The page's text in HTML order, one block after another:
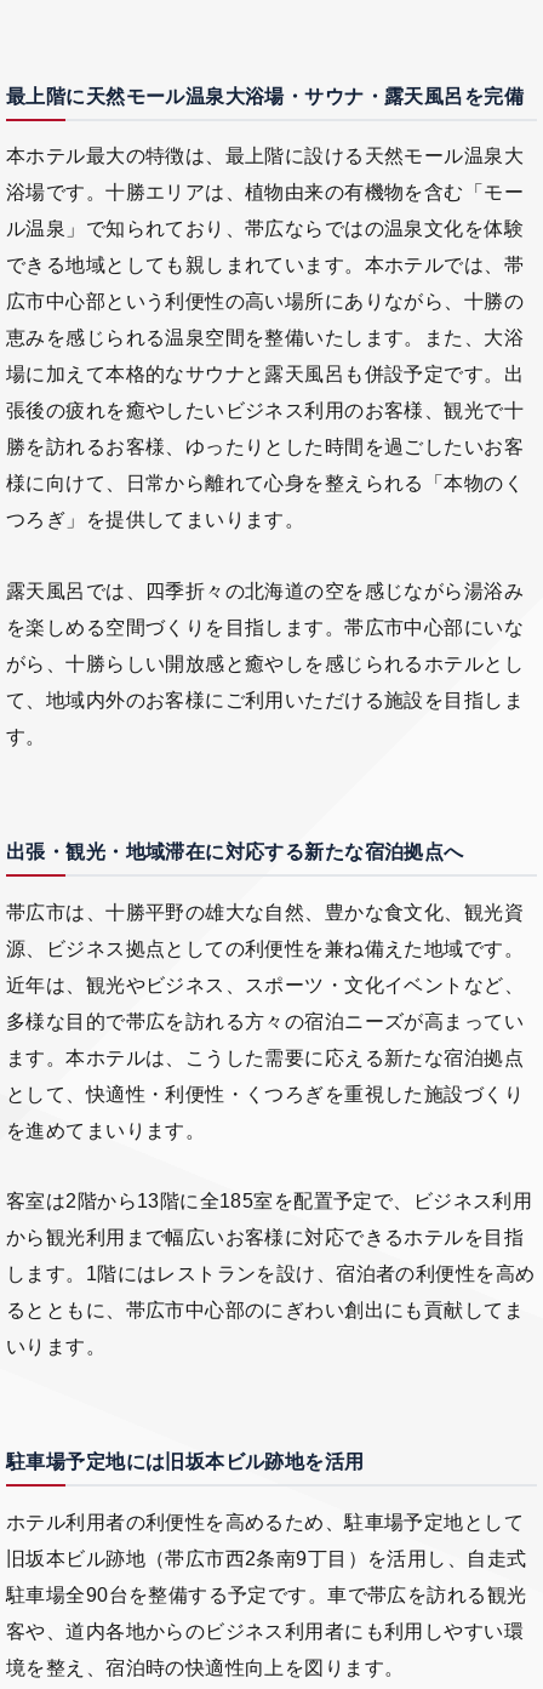
最上階に天然モール温泉大浴場・サウナ・露天風呂を完備
本ホテル最大の特徴は、最上階に設ける天然モール温泉大
浴場です。十勝エリアは、植物由来の有機物を含む「モー
ル温泉」で知られており、帯広ならではの温泉文化を体験
できる地域としても親しまれています。本ホテルでは、帯
広市中心部という利便性の高い場所にありながら、十勝の
恵みを感じられる温泉空間を整備いたします。また、大浴
場に加えて本格的なサウナと露天風呂も併設予定です。出
張後の疲れを癒やしたいビジネス利用のお客様、観光で十
勝を訪れるお客様、ゆったりとした時間を過ごしたいお客
様に向けて、日常から離れて心身を整えられる「本物のく
つろぎ」を提供してまいります。
露天風呂では、四季折々の北海道の空を感じながら湯浴み
を楽しめる空間づくりを目指します。帯広市中心部にいな
がら、十勝らしい開放感と癒やしを感じられるホテルとし
て、地域内外のお客様にご利用いただける施設を目指しま
す。
出張・観光・地域滞在に対応する新たな宿泊拠点へ
帯広市は、十勝平野の雄大な自然、豊かな食文化、観光資
源、ビジネス拠点としての利便性を兼ね備えた地域です。
近年は、観光やビジネス、スポーツ・文化イベントなど、
多様な目的で帯広を訪れる方々の宿泊ニーズが高まってい
ます。本ホテルは、こうした需要に応える新たな宿泊拠点
として、快適性・利便性・くつろぎを重視した施設づくり
を進めてまいります。
客室は2階から13階に全185室を配置予定で、ビジネス利用
から観光利用まで幅広いお客様に対応できるホテルを目指
します。1階にはレストランを設け、宿泊者の利便性を高め
るとともに、帯広市中心部のにぎわい創出にも貢献してま
いります。
駐車場予定地には旧坂本ビル跡地を活用
ホテル利用者の利便性を高めるため、駐車場予定地として
旧坂本ビル跡地（帯広市西2条南9丁目）を活用し、自走式
駐車場全90台を整備する予定です。車で帯広を訪れる観光
客や、道内各地からのビジネス利用者にも利用しやすい環
境を整え、宿泊時の快適性向上を図ります。